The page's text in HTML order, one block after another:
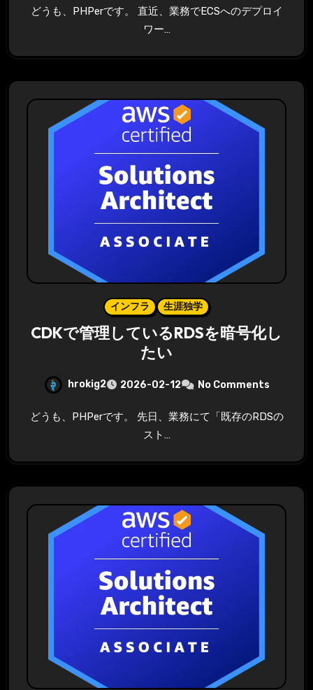
どうも、PHPerです。 直近、業務でECSへのデプロイ
ワー…
インフラ 生涯独学
CDKで管理しているRDSを暗号化し
たい
hrokig2 2026-02-12 No Comments
どうも、PHPerです。 先日、業務にて「既存のRDSの
スト…